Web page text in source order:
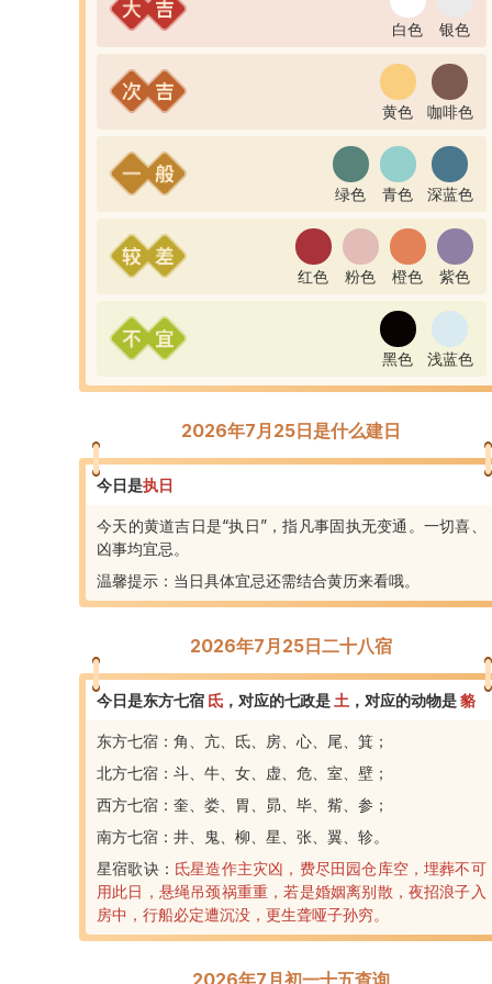
白色 银色
黄色 咖啡色
绿色 青色 深蓝色
红色 粉色 橙色 紫色
黑色 浅蓝色
2026年7月25日是什么建日
今日是执日
今天的黄道吉日是“执日”，指凡事固执无变通。一切喜、
凶事均宜忌。
温馨提示：当日具体宜忌还需结合黄历来看哦。
2026年7月25日二十八宿
今日是东方七宿 氐 ， 对应的七政是 土 ， 对应的动物是貉
东方七宿：角、亢、氐、房、心、尾、箕；
北方七宿：斗、牛、女、虚、危、室、壁；
西方七宿：奎、娄、胃、昴、毕、觜、参；
南方七宿：井、鬼、柳、星、张、翼、轸。
星宿歌诀： 氐星造作主灾凶，费尽田园仓库空，埋葬不可
用此日，悬绳吊颈祸重重，若是婚姻离别散，夜招浪子入
房中，行船必定遭沉没，更生聋哑子孙穷。
2026年7月初一十五查询